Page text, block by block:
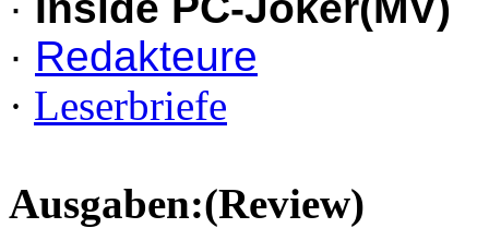
· Redakteure
· Leserbriefe
Ausgaben:(Review)